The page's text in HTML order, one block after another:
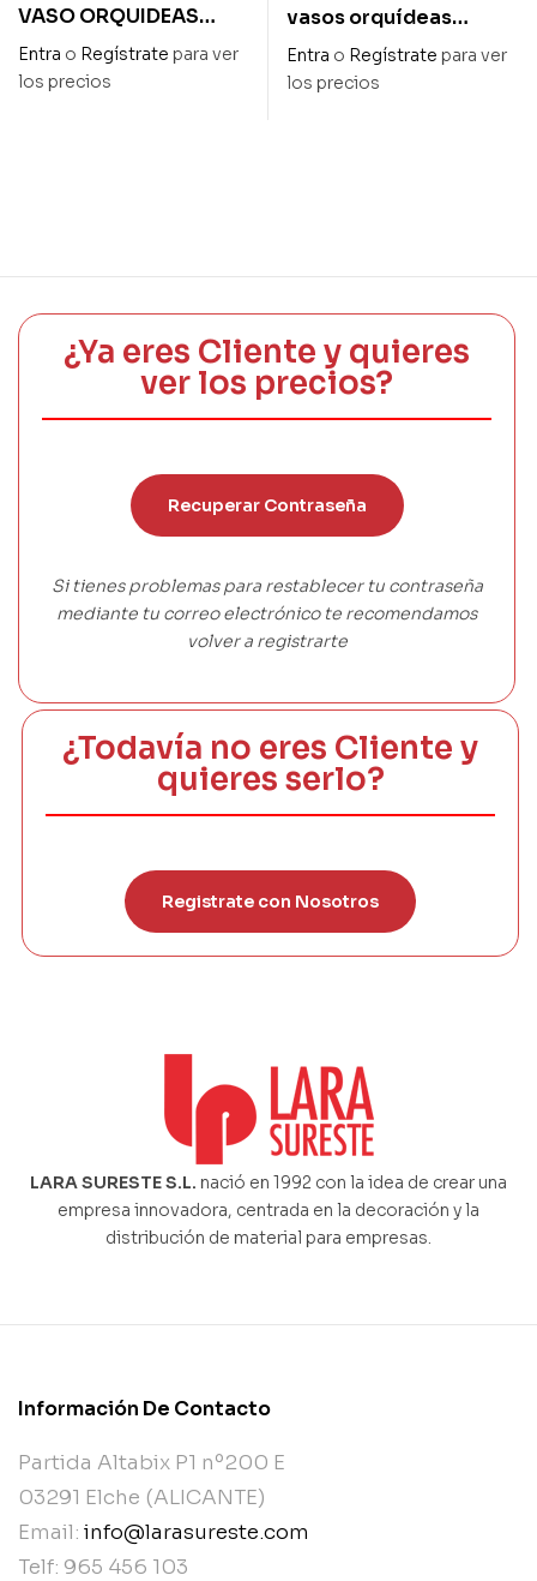
VASO ORQUIDEAS
TRANSPARENTE ALTO
13,5cm – DIAM. 12,5cm
Entra o Regístrate para ver
los precios
vasos orquídeas
transparentes surtidos
alto 13 cm – diam 13 cm
Entra o Regístrate para ver
los precios
¿Ya eres Cliente y quieres
ver los precios?
Recuperar Contraseña
Si tienes problemas para restablecer tu contraseña
mediante tu correo electrónico te recomendamos
volver a registrarte
¿Todavía no eres Cliente y
quieres serlo?
Registrate con Nosotros
LARA SURESTE S.L. nació en 1992 con la idea de crear una
empresa innovadora, centrada en la decoración y la
distribución de material para empresas.
Información De Contacto
Partida Altabix P1 nº200 E
03291 Elche (ALICANTE)
Email: info@larasureste.com
Telf: 965 456 103